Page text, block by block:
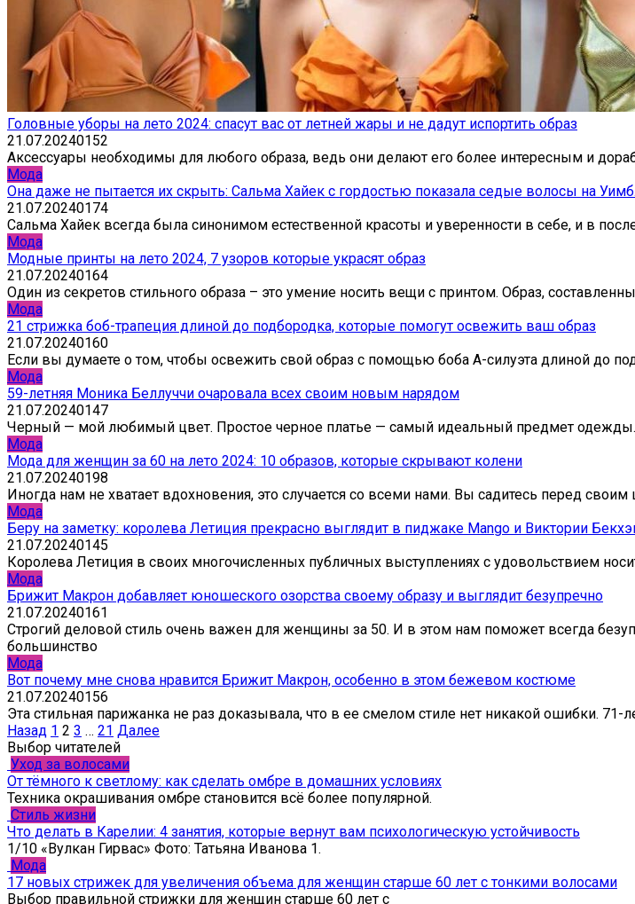
Головные уборы на лето 2024: спасут вас от летней жары и не дадут испортить образ
21.07.20240152
Аксессуары необходимы для любого образа, ведь они делают его более интересным и
Мода
Она даже не пытается их скрыть: Сальма Хайек с гордостью показала седые волосы на
21.07.20240174
Сальма Хайек всегда была синонимом естественной красоты и уверенности в себе, и в
Мода
Модные принты на лето 2024, 7 узоров которые украсят образ
21.07.20240164
Один из секретов стильного образа – это умение носить вещи с принтом. Образ,
Мода
21 стрижка боб-трапеция длиной до подбородка, которые помогут освежить ваш образ
21.07.20240160
Если вы думаете о том, чтобы освежить свой образ с помощью боба А-силуэта длиной до
Мода
59-летняя Моника Беллуччи очаровала всех своим новым нарядом
21.07.20240147
Черный — мой любимый цвет. Простое черное платье — самый идеальный предмет одежды.
Мода
Мода для женщин за 60 на лето 2024: 10 образов, которые скрывают колени
21.07.20240198
Иногда нам не хватает вдохновения, это случается со всеми нами. Вы садитесь перед
Мода
Беру на заметку: королева Летиция прекрасно выглядит в пиджаке Mango и Виктории
21.07.20240145
Королева Летиция в своих многочисленных публичных выступлениях с удовольствием
Мода
Брижит Макрон добавляет юношеского озорства своему образу и выглядит безупречно
21.07.20240161
Строгий деловой стиль очень важен для женщины за 50. И в этом нам поможет всегда
большинство
Мода
Вот почему мне снова нравится Брижит Макрон, особенно в этом бежевом костюме
21.07.20240156
Эта стильная парижанка не раз доказывала, что в ее смелом стиле нет никакой ошибки.
Пагинация
записей
Назад 1 2 3 … 21 Далее
Выбор читателей
Уход за волосами
От тёмного к светлому: как сделать омбре в домашних условиях
Техника окрашивания омбре становится всё более популярной.
Стиль жизни
Что делать в Карелии: 4 занятия, которые вернут вам психологическую устойчивость
1/10 «Вулкан Гирвас» Фото: Татьяна Иванова 1.
Мода
17 новых стрижек для увеличения объема для женщин старше 60 лет с тонкими волосами
Выбор правильной стрижки для женщин старше 60 лет с